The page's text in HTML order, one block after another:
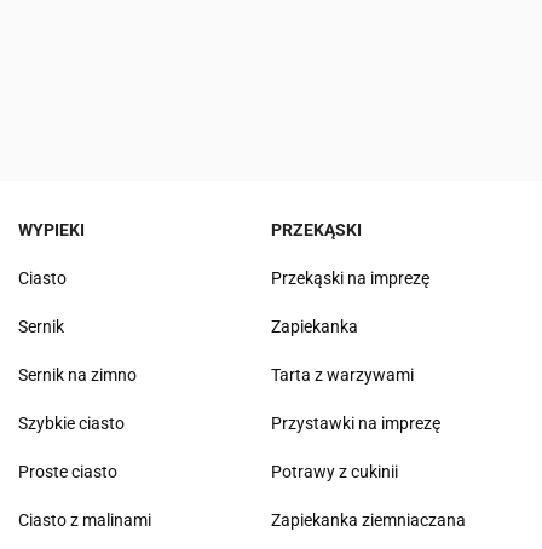
WYPIEKI
Ciasto
Sernik
Sernik na zimno
Szybkie ciasto
Proste ciasto
Ciasto z malinami
PRZEKĄSKI
Przekąski na imprezę
Zapiekanka
Tarta z warzywami
Przystawki na imprezę
Potrawy z cukinii
Zapiekanka ziemniaczana